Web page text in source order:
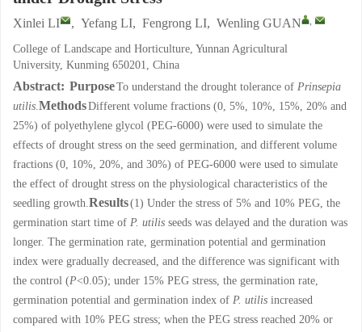
Xinlei LI , Yefang LI, Fengrong LI, Wenling GUAN ,
College of Landscape and Horticulture, Yunnan Agricultural
University, Kunming 650201, China
Abstract: PurposeTo understand the drought tolerance of Prinsepia
utilis.MethodsDifferent volume fractions (0, 5%, 10%, 15%, 20% and
25%) of polyethylene glycol (PEG-6000) were used to simulate the
effects of drought stress on the seed germination, and different volume
fractions (0, 10%, 20%, and 30%) of PEG-6000 were used to simulate
the effect of drought stress on the physiological characteristics of the
seedling growth.Results(1) Under the stress of 5% and 10% PEG, the
germination start time of P. utilis seeds was delayed and the duration was
longer. The germination rate, germination potential and germination
index were gradually decreased, and the difference was significant with
the control (P<0.05); under 15% PEG stress, the germination rate,
germination potential and germination index of P. utilis increased
compared with 10% PEG stress; when the PEG stress reached 20% or